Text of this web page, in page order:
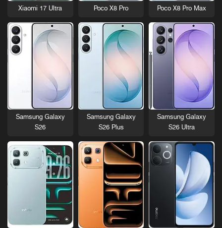
Poco X8 Pro Max
Poco X8 Pro
Xiaomi 17 Ultra
Samsung Galaxy
S26 Ultra
Samsung Galaxy
S26 Plus
Samsung Galaxy
S26